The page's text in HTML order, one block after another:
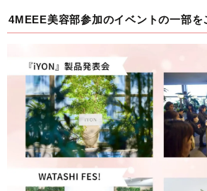
4MEEE美容部参加のイベントの一部を